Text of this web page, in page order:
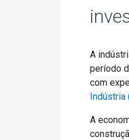
A
período
com
Indústria
A